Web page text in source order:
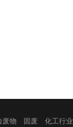
废物 固废 化工行业